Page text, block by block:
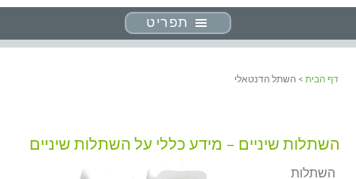
תפריט
דף הבית > השתל הדנטאלי
השתלות שיניים – מידע כללי על השתלות שיניים
השתלות